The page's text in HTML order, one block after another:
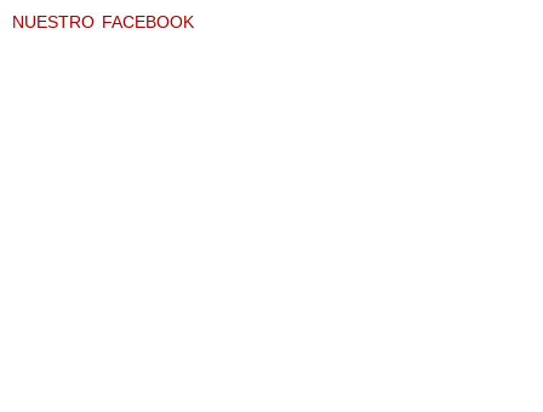
NUESTRO FACEBOOK